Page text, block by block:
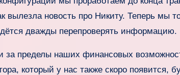
вылезла новость про Никиту. Теперь мы
дважды перепроверять информацию.
пределы наших финансовых
который у нас также скоро появится,